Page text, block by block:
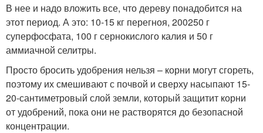
В нее и надо вложить все, что дереву понадобится на
этот период. А это: 10-15 кг перегноя, 200250 г
суперфосфата, 100 г сернокислого калия и 50 г
аммиачной селитры.
Просто бросить удобрения нельзя – корни могут сгореть,
поэтому их смешивают с почвой и сверху насыпают 15-
20-сантиметровый слой земли, который защитит корни
от удобрений, пока они не растворятся до безопасной
концентрации.